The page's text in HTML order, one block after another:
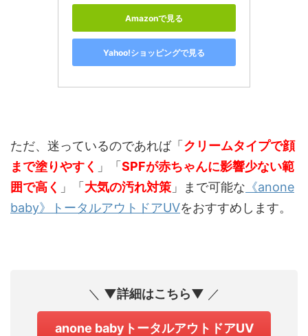
Amazonで見る
Yahoo!ショッピングで見る
ただ、迷っているのであれば「 クリームタイプで顔
まで塗りやすく 」「 SPFが赤ちゃんに影響少ない範
囲で高く 」「 大気の汚れ対策 」まで可能な 《anone
baby》トータルアウトドアUVをおすすめします。
＼ ▼詳細はこちら▼ ／
anone babyトータルアウトドアUV